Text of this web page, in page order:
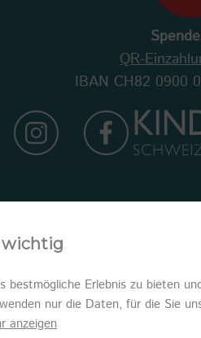
QR-
IBAN CH82 0900
wichtig
bestmögliche Erlebnis zu bieten
nur die Daten, für die Sie
anzeigen